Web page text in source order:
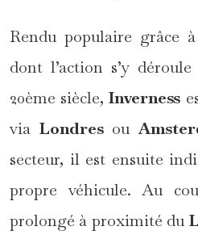
Rendu populaire grâce
dont l’action s’y
20ème siècle,Inverness
via Londresou
secteur, il est ensuite
propre véhicule. Au
prolongé à proximité du